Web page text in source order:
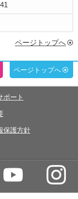
ページトップへ
ページトップへ
ポート
保護方針